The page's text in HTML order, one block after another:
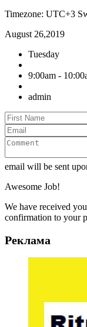
Timezone: UTC+3
August 26,2019
Tuesday
9:00am -
admin
email will be sent
Awesome Job!
We have received
confirmation to your
Реклама